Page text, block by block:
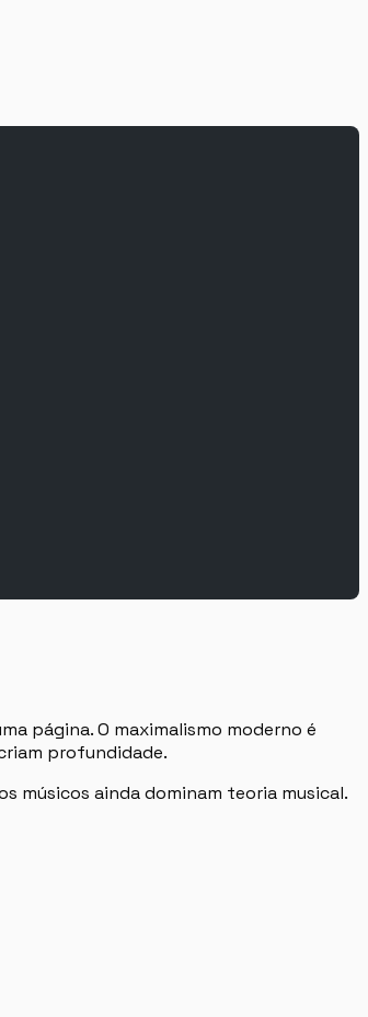
página. O maximalismo moderno é
profundidade.
músicos ainda dominam teoria musical.